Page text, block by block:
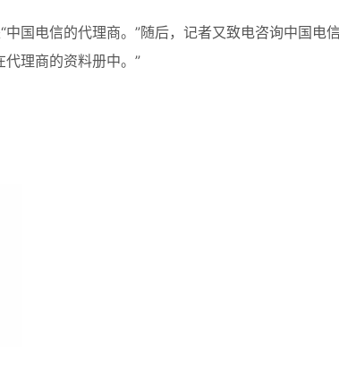
国电信的代理商。”随后，记者又致电咨询中国电
理商的资料册中。”